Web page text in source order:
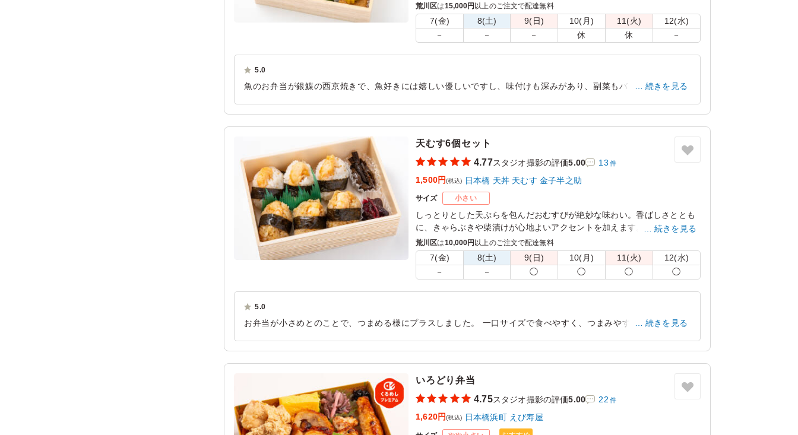
森田でも一番人気のメインです。お米は新潟県糸魚川産のコシヒカリ。口
の中に入れるとジューシーさとお米の甘みが広がります。お米の美味しさ
を味わっていただけるお米です。15種の店主の腕が光る繊細で豊かな味わ
いの副菜と共にお召し上がりください。会議やおもてなしにおすすめで
す。
荒川区は15,000円 以上のご注文で配達無料
7(金) 8(土) 9(日) 10(月) 11(火) 12(水)
－ － － 休 休 －
5.0
魚のお弁当が銀鰈の西京焼きで、魚好きには嬉しい優しいですし、味付けも深みがあり、副菜もバランスよく入っ
続きを見る
天むす6個セット
4.77スタジオ撮影の評価5.00 13 件
1,500円(税込) 日本橋 天丼 天むす 金子半之助
サイズ 小さい
しっとりとした天ぷらを包んだおむすびが絶妙な味わい。香ばしさととも
に、きゃらぶきや柴漬けが心地よいアクセントを加えます。お集まりの席
や接待にぴったりです。日本橋 天丼 天むす 金子半之助の天むすで特別な
ひとときをお楽しみください。
続きを見る
荒川区は10,000円 以上のご注文で配達無料
7(金) 8(土) 9(日) 10(月) 11(火) 12(水)
－ － ◯ ◯ ◯ ◯
5.0
お弁当が小さめとのことで、つまめる様にプラスしました。 一口サイズで食べやすく、つまみやすいので差し入
い点も助かりました。
続きを見る
いろどり弁当
4.75スタジオ撮影の評価5.00 22 件
1,620円(税込) 日本橋浜町 えび寿屋